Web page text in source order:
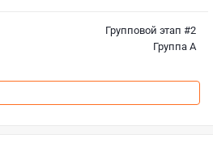
Групповой этап #2
Группа A